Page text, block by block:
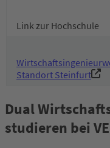
Link zur Hochschule
Standort Steinfurt
Dual
studieren bei